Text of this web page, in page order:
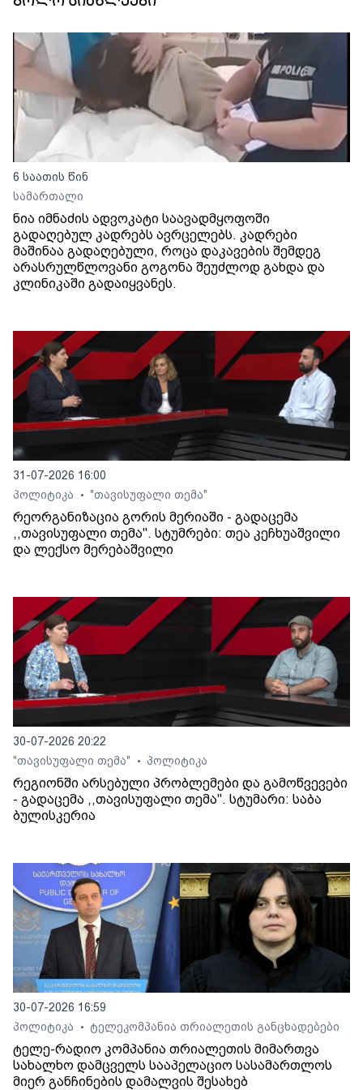
6 საათის წინ
სამართალი
ნია იმნაძის ადვოკატი საავადმყოფოში
გადაღებულ კადრებს ავრცელებს. კადრები
მაშინაა გადაღებული, როცა დაკავების შემდეგ
არასრულწლოვანი გოგონა შეუძლოდ გახდა და
კლინიკაში გადაიყვანეს.
31-07-2026 16:00
პოლიტიკა
• "თავისუფალი თემა"
რეორგანიზაცია გორის მერიაში - გადაცემა
,,თავისუფალი თემა". სტუმრები: თეა კეჩხუაშვილი
და ლექსო მერებაშვილი
30-07-2026 20:22
"თავისუფალი თემა"
• პოლიტიკა
რეგიონში არსებული პრობლემები და გამოწვევები
- გადაცემა ,,თავისუფალი თემა". სტუმარი: საბა
ბულისკერია
30-07-2026 16:59
პოლიტიკა
• ტელეკომპანია თრიალეთის განცხადებები
ტელე-რადიო კომპანია თრიალეთის მიმართვა
სახალხო დამცველს სააპელაციო სასამართლოს
მიერ განჩინების დამალვის შესახებ